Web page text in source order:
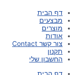
דף הבית
מבצעים
מוצרים
אודות
צור קשר Contact
תקנון
החשבון שלי